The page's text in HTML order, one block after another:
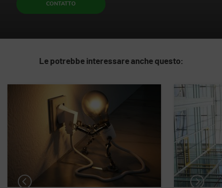
CONTATTO
Le potrebbe interessare anche questo: